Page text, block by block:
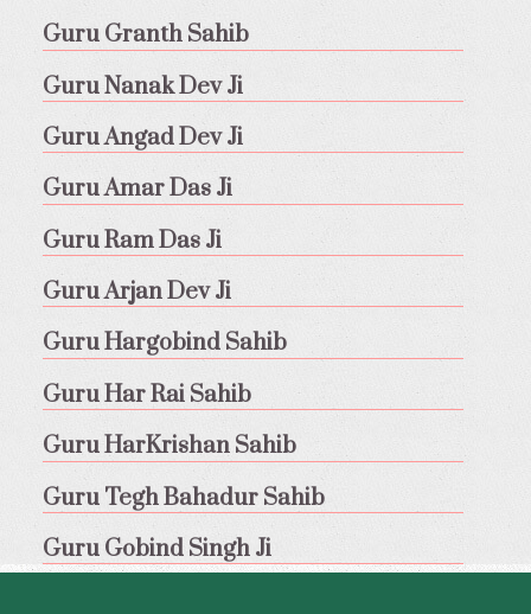
Guru Granth Sahib
Guru Nanak Dev Ji
Guru Angad Dev Ji
Guru Amar Das Ji
Guru Ram Das Ji
Guru Arjan Dev Ji
Guru Hargobind Sahib
Guru Har Rai Sahib
Guru HarKrishan Sahib
Guru Tegh Bahadur Sahib
Guru Gobind Singh Ji